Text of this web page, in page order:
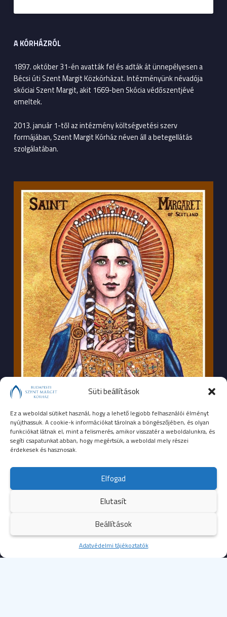
Süti beállítások
Ez a weboldal sütiket használ, hogy a lehető legjobb felhasználói élményt
nyújthassuk. A cookie-k információkat tárolnak a böngészőjében, és olyan
funkciókat látnak el, mint a felismerés, amikor visszatér a weboldalunkra, és
segíti csapatunkat abban, hogy megértsük, a weboldal mely részei
érdekesek és hasznosak.
Elfogad
Elutasít
Beállítások
Adatvédelmi tájékoztatók
Kezdőoldal
A KÓRHÁZRÓL
1897. október 31-én avatták fel és adták át ünnepélyesen a
Bécsi úti Szent Margit Közkórházat. Intézményünk névadója
skóciai Szent Margit, akit 1669-ben Skócia védőszentjévé
emeltek.
2013. január 1-től az intézmény költségvetési szerv
formájában, Szent Margit Kórház néven áll a betegellátás
szolgálatában.
SEGÉLYHÍVÓSZÁMOK
104mentők
107rendőrség